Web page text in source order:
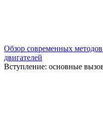
Обзор современных
двигателей
Вступление: основные